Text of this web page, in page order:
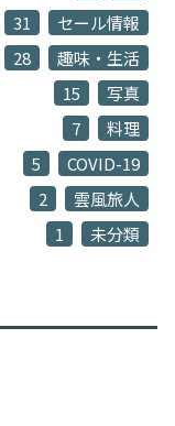
セール情報
31
趣味・生活
28
写真
15
料理
7
COVID-19
5
雲風旅人
2
未分類
1